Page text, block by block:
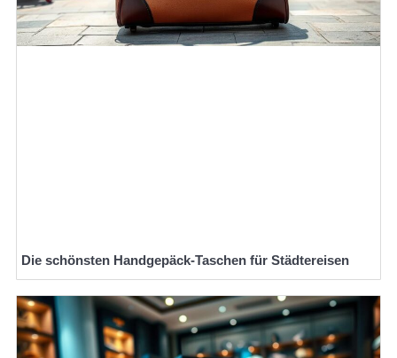
Die schönsten Handgepäck-Taschen für Städtereisen